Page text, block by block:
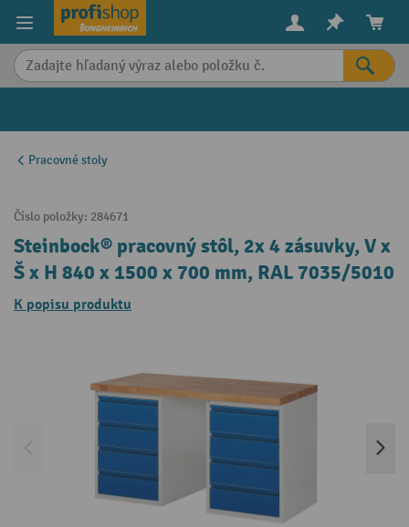
content
Pracovné stoly
Číslo položky: 284671
Steinbock® pracovný stôl, 2x 4 zásuvky, V x
Š x H 840 x 1500 x 700 mm, RAL 7035/5010
K popisu produktu